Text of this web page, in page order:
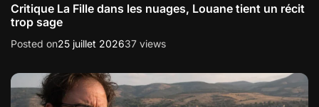
Critique La Fille dans les nuages, Louane tient un récit
trop sage
Posted on25 juillet 202637 views